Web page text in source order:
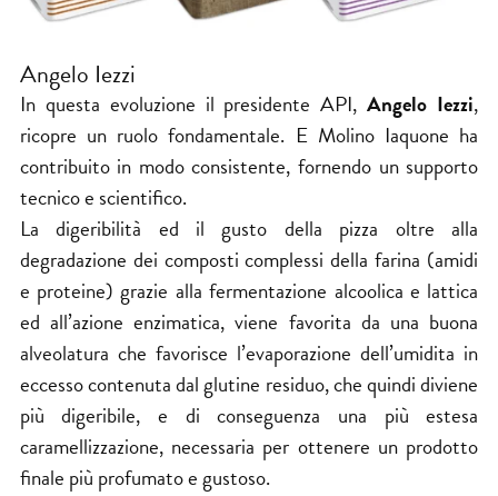
Angelo Iezzi
In questa evoluzione il presidente API,Angelo Iezzi,
ricopre un ruolo fondamentale. E Molino Iaquone ha
contribuito in modo consistente, fornendo un supporto
tecnico e scientifico.
La digeribilità ed il gusto della pizza oltre alla
degradazione dei composti complessi della farina (amidi
e proteine) grazie alla fermentazione alcoolica e lattica
ed all’azione enzimatica, viene favorita da una buona
alveolatura che favorisce l’evaporazione dell’umidita in
eccesso contenuta dal glutine residuo, che quindi diviene
più digeribile, e di conseguenza una più estesa
caramellizzazione, necessaria per ottenere un prodotto
finale più profumato e gustoso.